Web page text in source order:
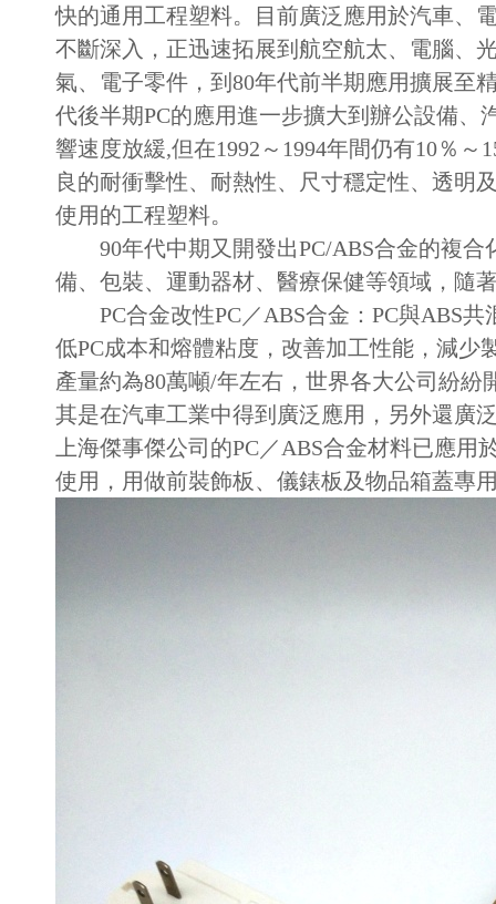
快的通用工程塑料。目前廣泛應用於汽車、
不斷深入，正迅速拓展到航空航太、電腦、
氣、電子零件，到80年代前半期應用擴展至
代後半期PC的應用進一步擴大到辦公設備、
響速度放緩,但在1992～1994年間仍有10％
良的耐衝擊性、耐熱性、尺寸穩定性、透明
使用的工程塑料。
90年代中期又開發出PC/ABS合金的複合
備、包裝、運動器材、醫療保健等領域，隨
PC合金改性PC／ABS合金：PC與ABS共
低PC成本和熔體粘度，改善加工性能，減少
產量約為80萬噸/年左右，世界各大公司紛
其是在汽車工業中得到廣泛應用，另外還廣
上海傑事傑公司的PC／ABS合金材料已應
使用，用做前裝飾板、儀錶板及物品箱蓋專